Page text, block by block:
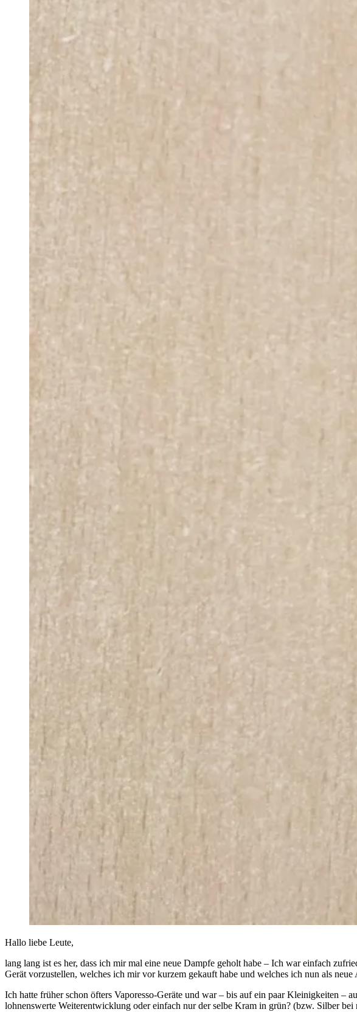
Hallo liebe Leute,
lang lang ist es her, dass ich mir mal eine neue Dampfe geholt habe – Ich war einfach
Gerät vorzustellen, welches ich mir vor kurzem gekauft habe und welches ich nun als
Ich hatte früher schon öfters Vaporesso-Geräte und war – bis auf ein paar Kleinigkeiten –
lohnenswerte Weiterentwicklung oder einfach nur der selbe Kram in grün? (bzw. Silber bei